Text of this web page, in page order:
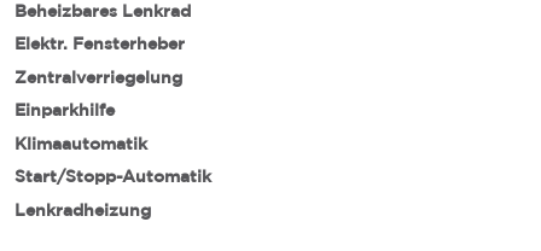
Beheizbares Lenkrad
Elektr. Fensterheber
Zentralverriegelung
Einparkhilfe
Klimaautomatik
Start/Stopp-Automatik
Lenkradheizung